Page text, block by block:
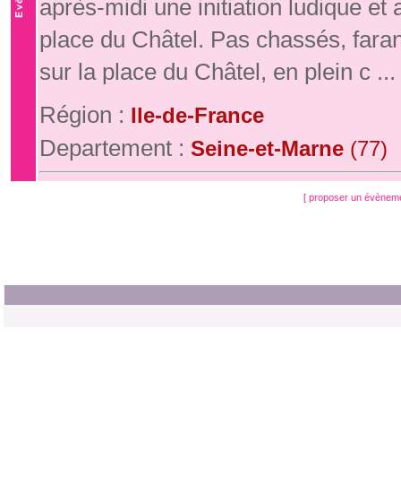
après-midi une initiation ludique et
place du Châtel. Pas chassés,
sur la place du Châtel, en plein c ...
Région : Ile-de-France
Departement : Seine-et-Marne (77)
[ proposer un